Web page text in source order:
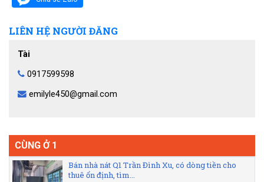
LIÊN HỆ NGƯỜI ĐĂNG
Tài
0917599598
emilyle450@gmail.com
CÙNG Ở 1
Bán nhà nát Q1 Trần Đình Xu, có dòng tiền cho
thuê ổn định, tìm...